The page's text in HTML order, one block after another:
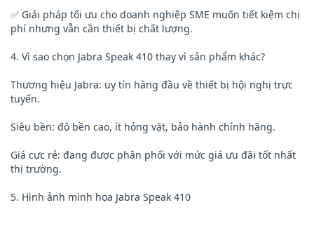
✅ Giải pháp tối ưu cho doanh nghiệp SME muốn tiết kiệm chi
phí nhưng vẫn cần thiết bị chất lượng.
4. Vì sao chọn Jabra Speak 410 thay vì sản phẩm khác?
Thương hiệu Jabra: uy tín hàng đầu về thiết bị hội nghị trực
tuyến.
Siêu bền: độ bền cao, ít hỏng vặt, bảo hành chính hãng.
Giá cực rẻ: đang được phân phối với mức giá ưu đãi tốt nhất
thị trường.
5. Hình ảnh minh họa Jabra Speak 410